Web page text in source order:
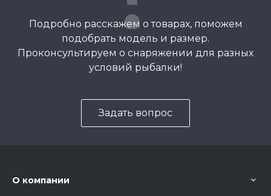
Подробно расскажем о товарах, поможем
подобрать модель и размер.
Проконсультируем о снаряжении для разных
условий рыбалки!
Задать вопрос
О компании